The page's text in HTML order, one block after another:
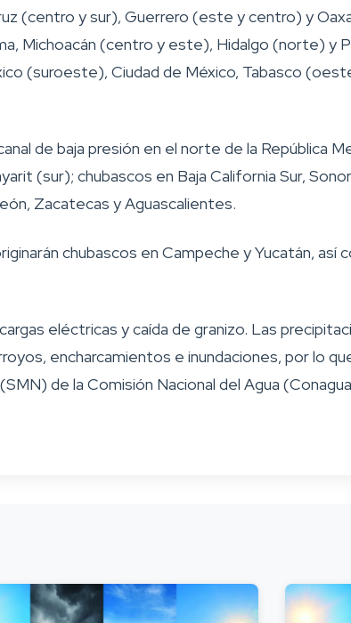
(centro y sur), Guerrero (este y centro) y
Michoacán (centro y este), Hidalgo (norte) y
(suroeste), Ciudad de México, Tabasco
de baja presión en el norte de la República
(sur); chubascos en Baja California Sur,
Zacatecas y Aguascalientes.
chubascos en Campeche y Yucatán, así
eléctricas y caída de granizo. Las
encharcamientos e inundaciones, por lo
de la Comisión Nacional del Agua